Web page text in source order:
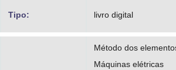
Tipo: livro digital
Método dos
Máquinas elétricas